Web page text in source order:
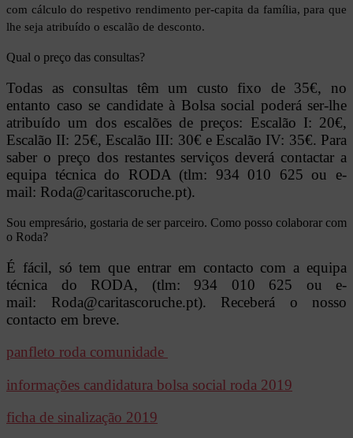
com cálculo do respetivo rendimento per-capita da família, para que
lhe seja atribuído o escalão de desconto.
Qual o preço das consultas?
Todas as consultas têm um custo fixo de 35€, no
entanto caso se candidate à Bolsa social poderá ser-lhe
atribuído um dos escalões de preços: Escalão I: 20€,
Escalão II: 25€, Escalão III: 30€ e Escalão IV: 35€. Para
saber o preço dos restantes serviços deverá contactar a
equipa técnica do RODA (tlm: 934 010 625 ou e-
mail: Roda@caritascoruche.pt).
Sou empresário, gostaria de ser parceiro. Como posso colaborar com
o Roda?
É fácil, só tem que entrar em contacto com a equipa
técnica do RODA, (tlm: 934 010 625 ou e-
mail: Roda@caritascoruche.pt). Receberá o nosso
contacto em breve.
panfleto roda comunidade
informações candidatura bolsa social roda 2019
ficha de sinalização 2019